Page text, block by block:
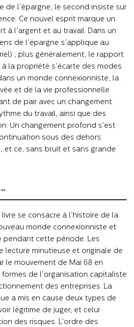
de l’épargne, le second insiste sur
Ce nouvel esprit marque un
à l’argent et au travail. Dans un
de l’épargne s’applique au
; plus généralement, le rapport
la propriété s’écarte des modes
un monde connexionniste, la
et de la vie professionnelle
de pair avec un changement
du travail, ainsi que des
Un changement profond s’est
sous des dehors
et ce, sans bruit et sans grande
se consacre à l’histoire de la
monde connexionniste et
pendant cette période. Les
lecture minutieuse et originale de
le mouvement de Mai 68 en
de l’organisation capitaliste
des entreprises. La
a mis en cause deux types de
légitime de juger, et celui
des risques. L’ordre des